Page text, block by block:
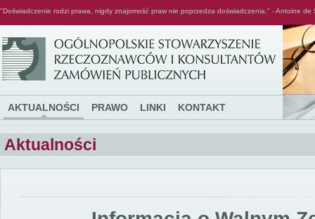
"Doświadczenie rodzi prawa, nigdy znajomość praw nie poprzedza doświadczenia." - Antoine de
AKTUALNOŚCI PRAWO LINKI KONTAKT
Aktualności